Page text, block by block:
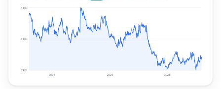
48$
38$
28$
2024 2025 2026